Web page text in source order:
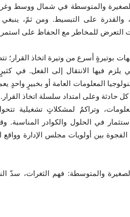
والمتوسطة في شمال ووسط وغرب
والقدرة على التبسيط. ومن ثمّ،
التعرض للمخاطر مع الحفاظ على
بوتيرةٍ أسرع من وتيرة اتخاذ القرار؛
يلزم فيها الانتقال إلى الفعل. في
المعلومات العامة أو بخبيرٍ واحدٍ
كل حادثة وعلى امتداد سلسلة اتخاذ
وتراكمٌ لمشكلاتٍ تشغيلية
في الحلول والكوادر المناسبة.
بين أولويات مجلس الإدارة وواقع
والمتوسطة: فهم الثغرات، سدّ